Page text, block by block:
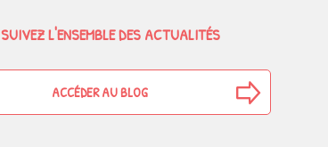
SUIVEZ L'ENSEMBLE DES ACTUALITÉS
ACCÉDER AU BLOG